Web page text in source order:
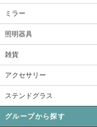
ミラー
照明器具
雑貨
アクセサリー
ステンドグラス
グループから探す